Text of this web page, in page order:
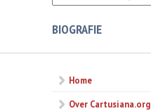
BIOGRAFIE
Home
Over Cartusiana.org